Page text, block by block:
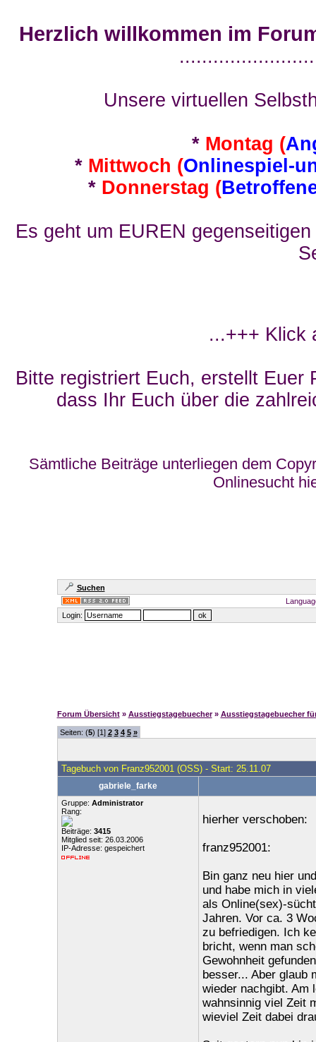
Herzlich willkommen im
Unsere virtuellen
* Montag (
* Mittwoch (Onlinespiel-
* Donnerstag (
Es geht um EUREN
...+++ Klick
Bitte registriert Euch, erstellt Euer
dass Ihr Euch über die
Sämtliche Beiträge unterliegen dem
Onlinesucht
Suchen
Login:
Forum Übersicht » Ausstiegstagebuecher » Ausstiegstagebuecher
Seiten: (5) [1] 2 3 4 5 »
Tagebuch von Franz952001 (OSS) - Start: 25.11.07
gabriele_farke
Gruppe: Administrator
Rang:
Beiträge: 3415
Mitglied seit: 26.03.2006
IP-Adresse: gespeichert
hierher verschoben:
franz952001:
Bin ganz neu hier
und habe mich in
als Online(sex)-
Jahren. Vor ca. 3
zu befriedigen. Ich
bricht, wenn man
Gewohnheit
besser... Aber glaub
wieder nachgibt. Am
wahnsinnig viel Zeit
wieviel Zeit dabei